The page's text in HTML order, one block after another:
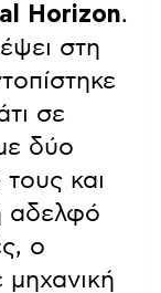
Horizon.
στη
σε
δύο
και
αδελφό
ο
μηχανική